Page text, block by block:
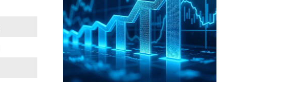
-11,5
—
10,8
—
27,2
—
—